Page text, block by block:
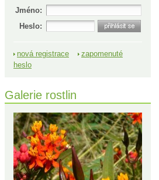
Jméno:
Heslo:
nová registrace
zapomenuté
heslo
Galerie rostlin